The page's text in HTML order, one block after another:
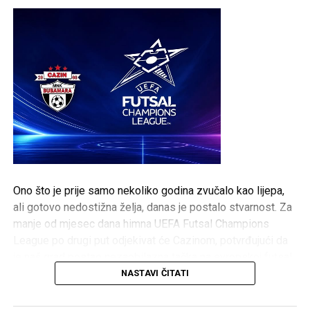
Ono što je prije samo nekoliko godina zvučalo kao lijepa,
ali gotovo nedostižna želja, danas je postalo stvarnost. Za
manje od mjesec dana himna UEFA Futsal Champions
Ovo nije priča samo o sportskim uspjesima. Ovo je priča o
NASTAVI ČITATI